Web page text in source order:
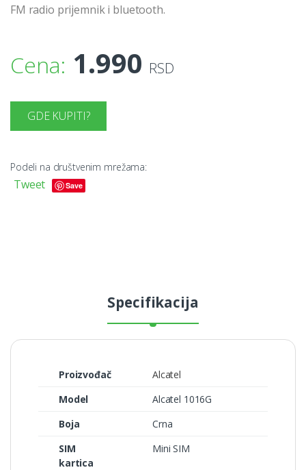
FM radio prijemnik i bluetooth.
Cena: 1.990 RSD
GDE KUPITI?
Podeli na društvenim mrežama:
Tweet Save
Specifikacija
Proizvođač
Alcatel
Model
Alcatel 1016G
Boja
Crna
SIM
kartica
Mini SIM